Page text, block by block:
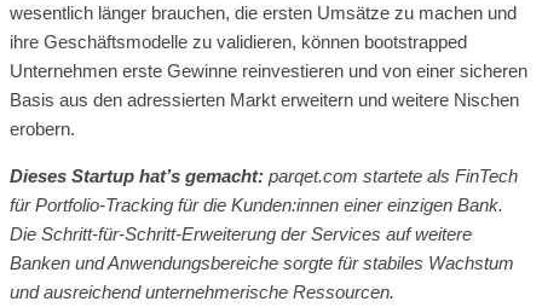
wesentlich länger brauchen, die ersten Umsätze zu machen und
ihre Geschäftsmodelle zu validieren, können bootstrapped
Unternehmen erste Gewinne reinvestieren und von einer sicheren
Basis aus den adressierten Markt erweitern und weitere Nischen
erobern.
Dieses Startup hat’s gemacht: parqet.com startete als FinTech
für Portfolio-Tracking für die Kunden:innen einer einzigen Bank.
Die Schritt-für-Schritt-Erweiterung der Services auf weitere
Banken und Anwendungsbereiche sorgte für stabiles Wachstum
und ausreichend unternehmerische Ressourcen.